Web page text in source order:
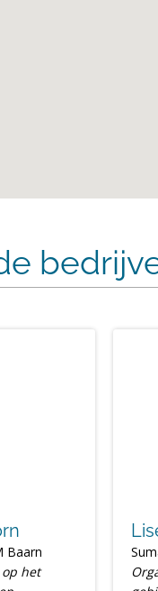
Baarn
het